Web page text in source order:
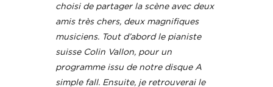
choisi de partager la scène avec deux
amis très chers, deux magnifiques
musiciens. Tout d’abord le pianiste
suisse Colin Vallon, pour un
programme issu de notre disque A
simple fall. Ensuite, je retrouverai le